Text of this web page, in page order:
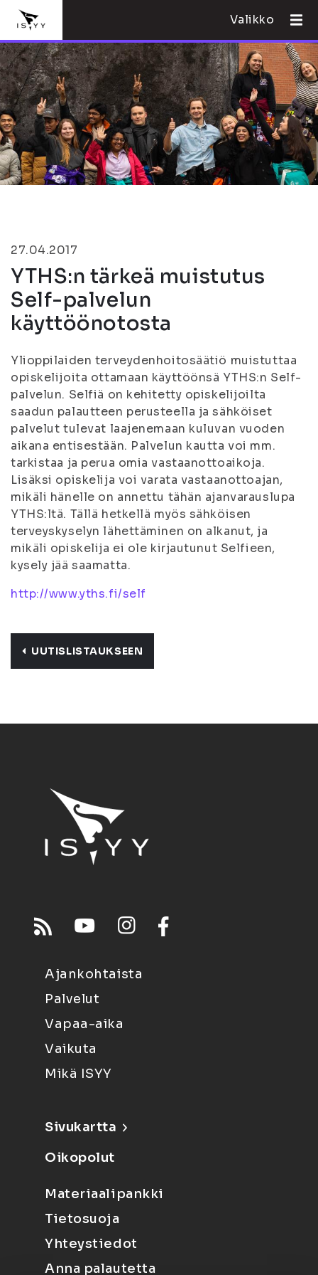
Valikko
27.04.2017
YTHS:n tärkeä muistutus
Self-palvelun
käyttöönotosta
Ylioppilaiden terveydenhoitosäätiö muistuttaa
opiskelijoita ottamaan käyttöönsä YTHS:n Self-
palvelun. Selfiä on kehitetty opiskelijoilta
saadun palautteen perusteella ja sähköiset
palvelut tulevat laajenemaan kuluvan vuoden
aikana entisestään. Palvelun kautta voi mm.
tarkistaa ja perua omia vastaanottoaikoja.
Lisäksi opiskelija voi varata vastaanottoajan,
mikäli hänelle on annettu tähän ajanvarauslupa
YTHS:ltä. Tällä hetkellä myös sähköisen
terveyskyselyn lähettäminen on alkanut, ja
mikäli opiskelija ei ole kirjautunut Selfieen,
kysely jää saamatta.
http://www.yths.fi/self
UUTISLISTAUKSEEN
Ajankohtaista
Palvelut
Vapaa-aika
Vaikuta
Mikä ISYY
Sivukartta
Oikopolut
Materiaalipankki
Tietosuoja
Yhteystiedot
Anna palautetta